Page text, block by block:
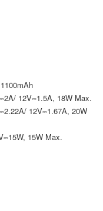
12V⎓1.5A, 18W Max.
12V⎓1.67A, 20W
15W Max.